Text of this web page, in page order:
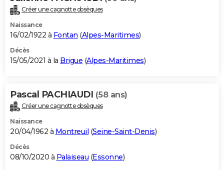
Créer une cagnotte obsèques
Naissance
16/02/1922 à Fontan (Alpes-Maritimes)
Décès
15/05/2021 à la Brigue (Alpes-Maritimes)
Pascal PACHIAUDI (58 ans)
Créer une cagnotte obsèques
Naissance
20/04/1962 à Montreuil (Seine-Saint-Denis)
Décès
08/10/2020 à Palaiseau (Essonne)